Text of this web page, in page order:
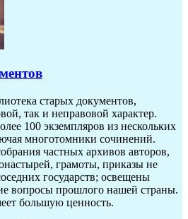
старых документов,
так и неправовой характер.
100 экземпляров из нескольких
многотомники сочинений.
частных архивов авторов,
грамоты, приказы не
государств; освещены
вопросы прошлого нашей страны.
большую ценность.